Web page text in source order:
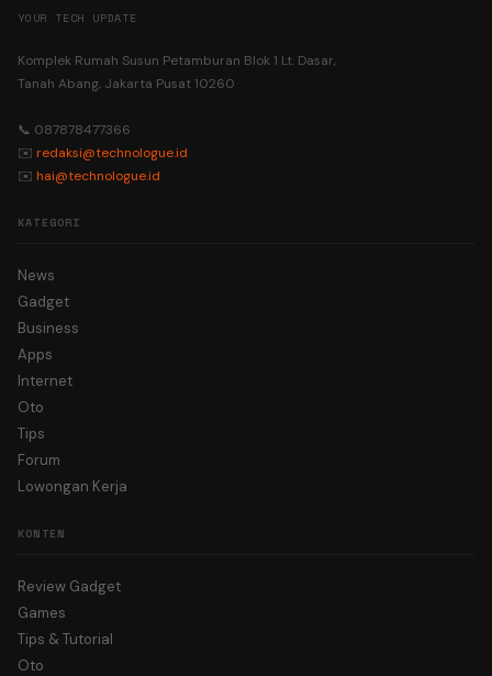
YOUR TECH UPDATE
Komplek Rumah Susun Petamburan Blok 1 Lt. Dasar,
Tanah Abang, Jakarta Pusat 10260
📞 087878477366
✉️ redaksi@technologue.id
✉️ hai@technologue.id
KATEGORI
News
Gadget
Business
Apps
Internet
Oto
Tips
Forum
Lowongan Kerja
KONTEN
Review Gadget
Games
Tips & Tutorial
Oto